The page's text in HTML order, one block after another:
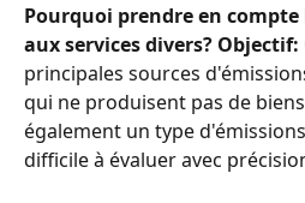
Pourquoi prendre en compte
aux services divers? Objectif:
principales sources
qui ne produisent pas de
également un type
difficile à évaluer avec